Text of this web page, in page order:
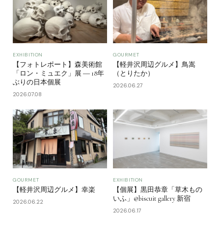
EXHIBITION
【フォトレポート】森美術館
「ロン・ミュエク」展 ― 18年
ぶりの日本個展
2026.07.08
GOURMET
【軽井沢周辺グルメ】鳥嵩
（とりたか）
2026.06.27
GOURMET
【軽井沢周辺グルメ】幸楽
2026.06.22
EXHIBITION
【個展】黒田恭章「草木もの
いふ」@biscuit gallery 新宿
2026.06.17